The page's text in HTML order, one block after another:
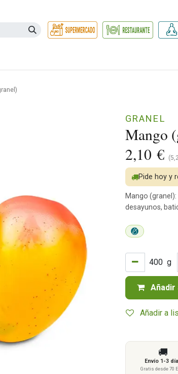
Mango
GRANEL
2,10 € (
g
Añadir
Añadir a
Pide hoy y
Mango
desayunos,
🚚
Envío 1-3
Gratis desde 70